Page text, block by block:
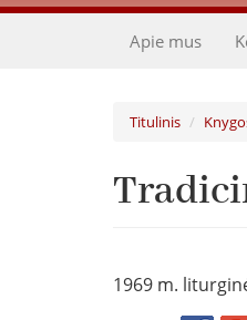
Apie mus
Titulinis
1969 m.